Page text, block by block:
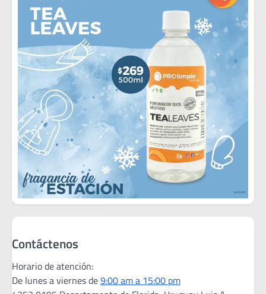
Contáctenos
Horario de atención:
De lunes a viernes de9:00 am a 15:00 pm